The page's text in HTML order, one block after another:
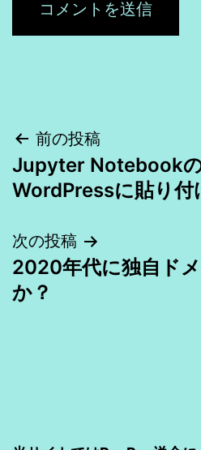
投
稿
ビ
ゲ
ン
前の投稿
Jupyter Notebook
WordPressに貼り付
次の投稿
2020年代に独自ド
か？